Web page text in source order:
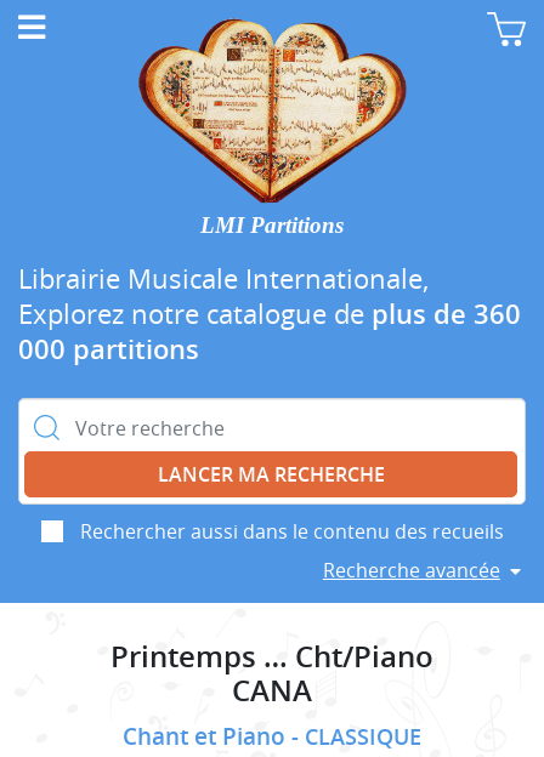
LMI Partitions
Librairie Musicale Internationale,
Explorez notre catalogue de plus de 360
000 partitions
Rechercher :
Rechercher aussi dans le contenu des recueils
Recherche avancée
Printemps … Cht/Piano
CANA
Chant et Piano CLASSIQUE